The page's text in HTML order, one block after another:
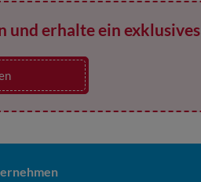
erhalte ein